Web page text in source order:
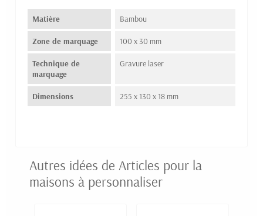
Matière Bambou
Zone de marquage 100 x 30 mm
Technique de
marquage
Gravure laser
Dimensions 255 x 130 x 18 mm
Autres idées de Articles pour la
maisons à personnaliser